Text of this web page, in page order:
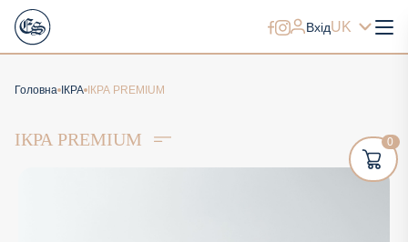
ВхідUK
Головна ІКРА ІКРА PREMIUM
ІКРА PREMIUM 0